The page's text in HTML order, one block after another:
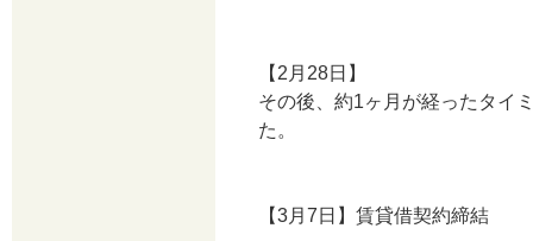
【2月28日】
その後、約1ヶ月が経ったタイ
た。
【3月7日】賃貸借契約締結